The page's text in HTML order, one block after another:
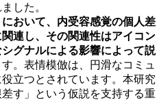
した。
において、内受容感覚の個人差
連し、その関連性はアイコン
グナルによる影響によって説
。表情模倣は、円滑なコミュ
立つとされています。本研究
す」という仮説を支持する重